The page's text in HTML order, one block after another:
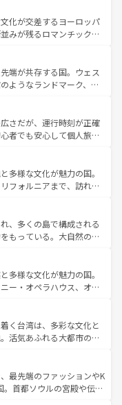
ートまで多彩な表情を見
異なるスペインはその個
る人を魅了する。 なお、新着のスペイン情報はコ
華麗な宮殿、歴史的な大
な自然が、訪れる者を心
美食の国としても知ら
ランス、プロヴァンスの
な楽しみ方が可能だ。さ
溢れており、どの街角に
全く異なる文化を体験で
フランス情報はコンテンツ一覧
化が交差するヨーロッパ
みが残るロマンチック街
も飽きることがない。ベ
州のアルプスの絶景、そ
った風景は必見。ビール
なお、新着の
照してほしい。
端が共存する国。ウェス
ようなランドマーク、歴
た、優雅なアフタヌーン
い英国パブ、サッカー観
験も豊富。イギリスを旅
さだが、運行時刻が正確
者でも安心して個人旅行
スならではのユニークな
でなく町歩きも満喫する
ため物価も高いが、旅行
できる。 なお、新
を参照してほしい。
多様な文化が魅力の国。
フォルニアまで、訪れる
ッピング、エンターテイ
ットだ。一方、アメリカ
ドキャニオンやイエロー
と美食が融合した独特の
各地域で異なる魅力を楽
歴史を感じることができ
リカ
ほしい。
、多くの島で構成される
もっている。大自然の神
の観光地といえばオアフ
マウイ島やカウアイ島が
輝く海をはじめ、豊かな
を迎えてくれるハワイの
ハワイアンミュージッ
べてがハワイの魅力を彩
い。
多様な文化が魅力の国。
ー・オペラハウス、オー
るウルル（エアーズロッ
やケアンズの熱帯雨林な
カフェやワイン、オージ
おり、サーフィンやダイ
ドア好きにはたまらな
を存分に味わいつくそ
く台湾は、多彩な文化と
活気あふれる大都市の台
湾東部など、都市の喧騒
訪れる人に新しい発見と
奥深い台湾の食文化も魅
最先端のファッションやK
首都ソウルの宮殿や伝統